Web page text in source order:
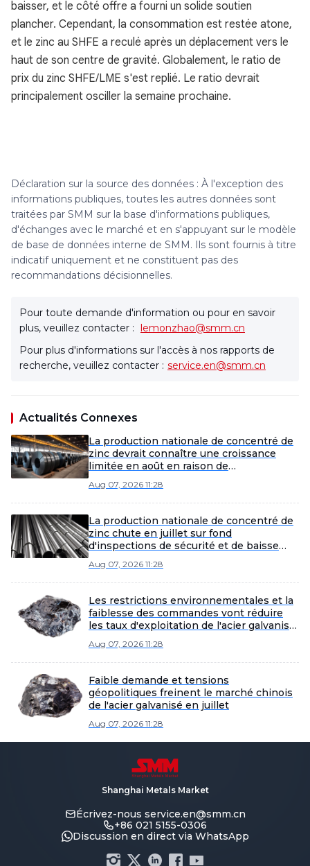
baisser, et le côté offre a fourni un solide soutien
plancher. Cependant, la consommation est restée atone,
et le zinc au SHFE a reculé après un déplacement vers le
haut de son centre de gravité. Globalement, le ratio de
prix du zinc SHFE/LME s'est replié. Le ratio devrait
principalement osciller la semaine prochaine.
Déclaration sur la source des données : À l'exception des
informations publiques, toutes les autres données sont
traitées par SMM sur la base d'informations publiques,
d'échanges avec le marché et en s'appuyant sur le modèle
de base de données interne de SMM. Ils sont fournis à titre
indicatif uniquement et ne constituent pas des
recommandations décisionnelles.
Pour toute demande d'information ou pour en savoir
plus, veuillez contacter : lemonzhao@smm.cn
Pour plus d'informations sur l'accès à nos rapports de
recherche, veuillez contacter : service.en@smm.cn
Actualités Connexes
La production nationale de concentré de
zinc devrait connaître une croissance
limitée en août en raison de
Aug 07, 2026 11:28
La production nationale de concentré de
zinc chute en juillet sur fond
d'inspections de sécurité et de baisse
Aug 07, 2026 11:28
Les restrictions environnementales et la
faiblesse des commandes vont réduire
les taux d'exploitation de l'acier galvanisé
Aug 07, 2026 11:28
Faible demande et tensions
géopolitiques freinent le marché chinois
de l'acier galvanisé en juillet
Aug 07, 2026 11:28
Shanghai Metals Market
Écrivez-nous service.en@smm.cn
+86 021 5155-0306
Discussion en direct via WhatsApp